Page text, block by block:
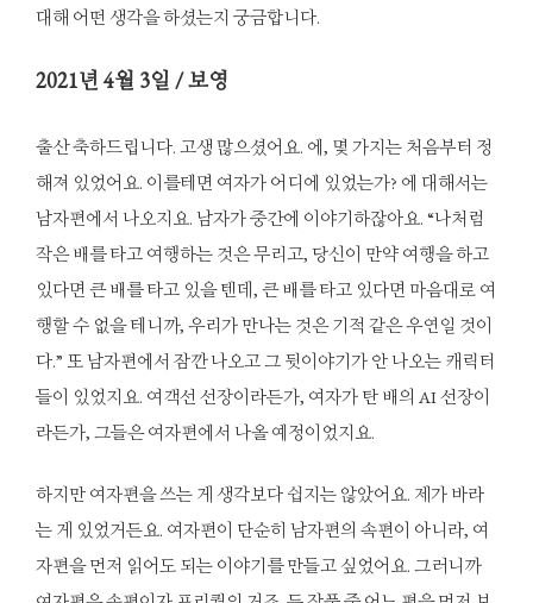
대해 어떤 생각을 하셨는지 궁금합니다.
2021년 4월 3일 / 보영
출산 축하드립니다. 고생 많으셨어요. 에, 몇 가지는 처음부터 정
해져 있었어요. 이를테면 여자가 어디에 있었는가? 에 대해서는
남자편에서 나오지요. 남자가 중간에 이야기하잖아요. “나처럼
작은 배를 타고 여행하는 것은 무리고, 당신이 만약 여행을 하고
있다면 큰 배를 타고 있을 텐데, 큰 배를 타고 있다면 마음대로 여
행할 수 없을 테니까, 우리가 만나는 것은 기적 같은 우연일 것이
다.” 또 남자편에서 잠깐 나오고 그 뒷이야기가 안 나오는 캐릭터
들이 있었지요. 여객선 선장이라든가, 여자가 탄 배의 AI 선장이
라든가, 그들은 여자편에서 나올 예정이었지요.
하지만 여자편을 쓰는 게 생각보다 쉽지는 않았어요. 제가 바라
는 게 있었거든요. 여자편이 단순히 남자편의 속편이 아니라, 여
자편을 먼저 읽어도 되는 이야기를 만들고 싶었어요. 그러니까